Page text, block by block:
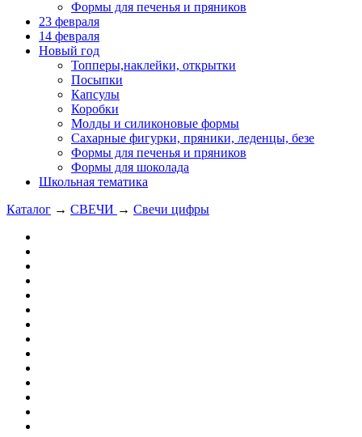
Формы для печенья и пряников
23 февраля
14 февраля
Новый год
Топперы,наклейки, открытки
Посыпки
Капсулы
Коробки
Молды и силиконовые формы
Сахарные фигурки, пряники, леденцы, безе
Формы для печенья и пряников
Формы для шоколада
Школьная тематика
Каталог → СВЕЧИ → Свечи цифры